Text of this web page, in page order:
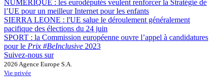
NUMÉRIQUE : les eurodéputés veulent renforcer la Stratégie de
l’UE pour un meilleur Internet pour les enfants
SIERRA LEONE : l'UE salue le déroulement généralement
pacifique des élections du 24 juin
SPORT : la Commission européenne ouvre l’appel à candidatures
pour le Prix #BeInclusive 2023
Suivez-nous sur
2026 Agence Europe S.A.
Vie privée